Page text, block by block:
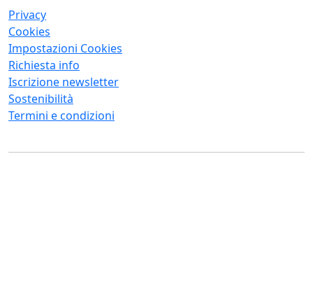
Privacy
Cookies
Impostazioni Cookies
Richiesta info
Iscrizione newsletter
Sostenibilità
Termini e condizioni